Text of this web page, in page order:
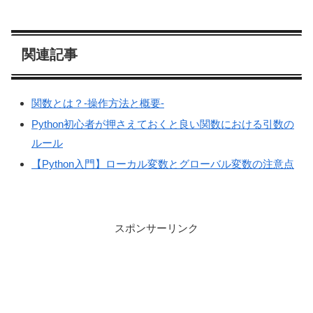
関連記事
関数とは？-操作方法と概要-
Python初心者が押さえておくと良い関数における引数の
ルール
【Python入門】ローカル変数とグローバル変数の注意点
スポンサーリンク